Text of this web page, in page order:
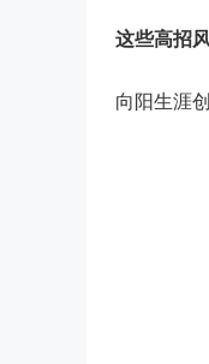
这些高招
向阳生涯